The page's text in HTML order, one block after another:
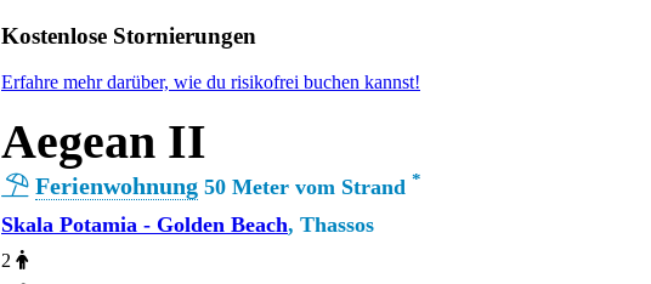
Kostenlose Stornierungen
Erfahre mehr darüber, wie du risikofrei buchen kannst!
Aegean II
Ferienwohnung 50 Meter vom Strand *
Skala Potamia - Golden Beach, Thassos
2